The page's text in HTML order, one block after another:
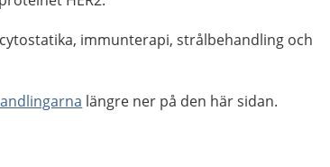
immunterapi, strålbehandling och
längre ner på den här sidan.